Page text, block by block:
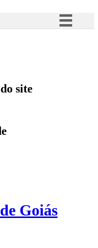
Acesso à informação
site
Goiás